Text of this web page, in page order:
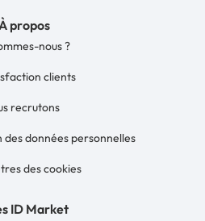
propos
nous ?
clients
recrutons
des données personnelles
des cookies
ID Market